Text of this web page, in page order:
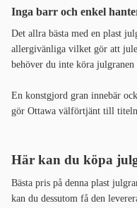
Inga barr och enkel
Det allra bästa med en plast
allergivänliga vilket gör att
behöver du inte köra
En konstgjord gran innebär
gör Ottawa välförtjänt till
Här kan du köpa
Bästa pris på denna plast
kan du dessutom få den